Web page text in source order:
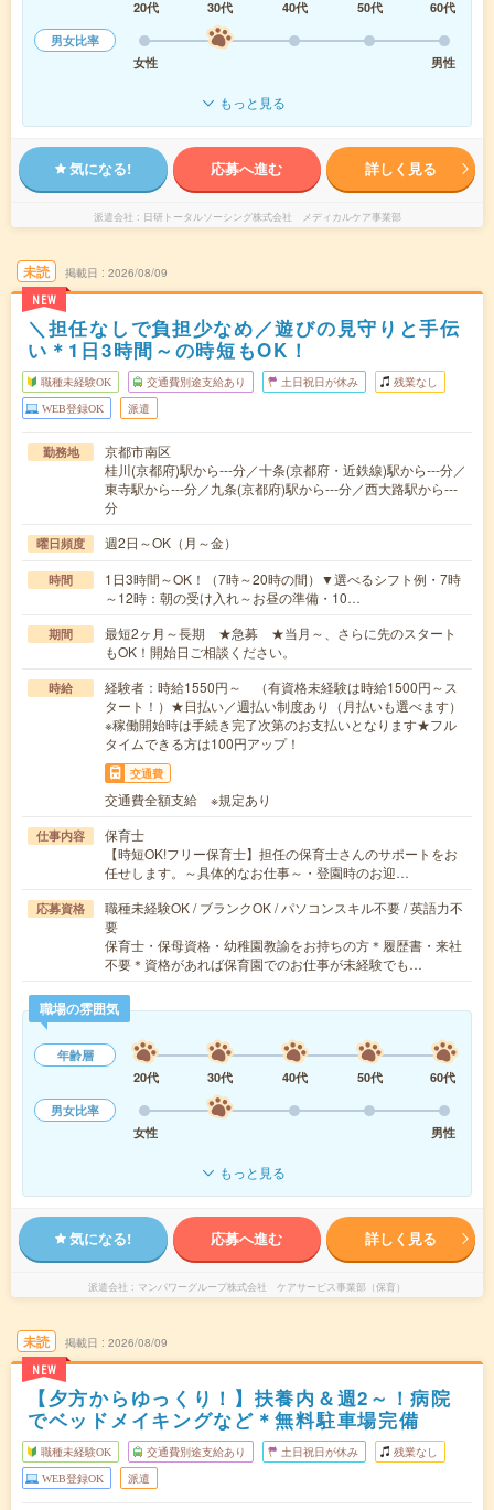
20代 30代 40代 50代
60代
男女比率
女性
男性
もっと見る
気になる! 応募へ進む 詳しく見る
派遣会社 日研トータルソーシング株式会社 メディカルケア事業部
未読
NEW
掲載日 2026/08/09
＼担任なしで負担少なめ／遊びの見守りと手伝
い＊1日3時間～の時短もOK！
職種未経験OK 交通費別途支給あり 土日祝日が休み 残業なし
WEB登録OK 派遣
勤務地
京都市南区
桂川(京都府)駅から---分／十条(京都府・近鉄線)駅から---分／
東寺駅から---分／九条(京都府)駅から---分／西大路駅から---
分
曜日頻度 週2日～OK（月～金）
時間
1日3時間～OK！（7時～20時の間）▼選べるシフト例・7時
～12時：朝の受け入れ～お昼の準備・10…
期間
最短2ヶ月～長期 ★急募 ★当月～、さらに先のスタート
もOK！開始日ご相談ください。
時給
経験者：時給1550円～ （有資格未経験は時給1500円～ス
タート！）★日払い／週払い制度あり（月払いも選べます）
※稼働開始時は手続き完了次第のお支払いとなります★フル
タイムできる方は100円アップ！
交通費
交通費全額支給 ※規定あり
仕事内容
保育士
【時短OK!フリー保育士】担任の保育士さんのサポートをお
任せします。～具体的なお仕事～・登園時のお迎…
応募資格
職種未経験OK / ブランクOK / パソコンスキル不要 / 英語力不
要
保育士・保母資格・幼稚園教諭をお持ちの方＊履歴書・来社
不要＊資格があれば保育園でのお仕事が未経験でも…
職場の雰囲気
年齢層
20代
30代 40代 50代
60代
男女比率
女性
男性
もっと見る
気になる! 応募へ進む 詳しく見る
派遣会社 マンパワーグループ株式会社 ケアサービス事業部（保育）
未読
NEW
掲載日 2026/08/09
【夕方からゆっくり！】扶養内＆週2～！病院
でベッドメイキングなど＊無料駐車場完備
職種未経験OK 交通費別途支給あり 土日祝日が休み 残業なし
WEB登録OK 派遣